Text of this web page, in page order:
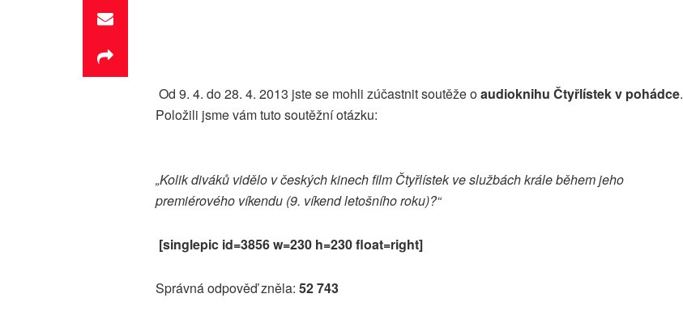
Od 9. 4. do 28. 4. 2013 jste se mohli zúčastnit soutěže oaudioknihu Čtyřlístek v pohádce.
Položili jsme vám tuto soutěžní otázku:
„Kolik diváků vidělo v českých kinech film Čtyřlístek ve službách krále během jeho
premiérového víkendu (9. víkend letošního roku)?“
[singlepic id=3856 w=230 h=230 float=right]
Správná odpověď zněla: 52 743